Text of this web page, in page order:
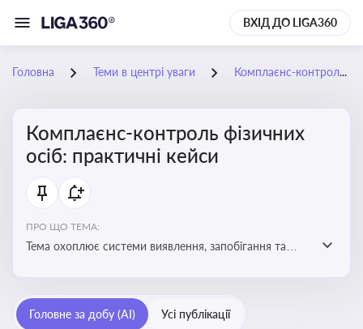
ВХІД ДО LIGA360
Головна Теми в центрі уваги Комплаєнс-контроль фізичних осіб: практичні кейси
Комплаєнс-контроль фізичних
осіб: практичні кейси
ПРО ЩО ТЕМА:
Тема охоплює системи виявлення, запобігання та
Головне за добу (AI) Усі публікації